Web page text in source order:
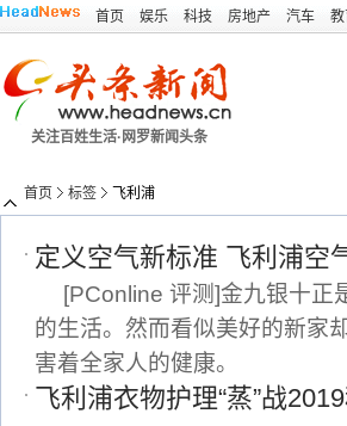
首页 娱乐 科技 房地产 汽车 教
关注百姓生活·网罗新闻头条
首页 标签 飞利浦
定义空气新标准 飞利浦空
[PConline 评测]金九银十正
的生活。然而看似美好的新家
害着全家人的健康。
飞利浦衣物护理“蒸”战